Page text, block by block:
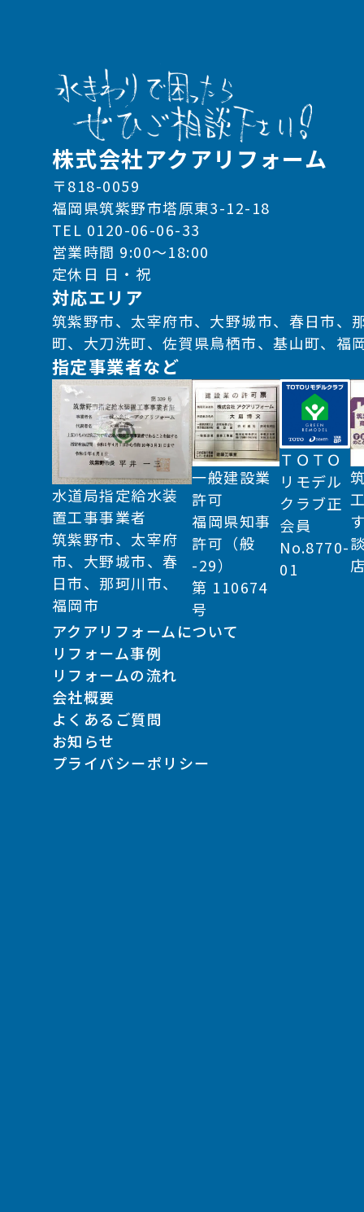
株式会社アクアリフォーム
〒818-0059
福岡県筑紫野市塔原東3-12-18
TEL 0120-06-06-33
営業時間 9:00～18:00
定休日 日・祝
対応エリア
筑紫野市、太宰府市、大野城市、春日市、
町、大刀洗町、佐賀県鳥栖市、基山町、福
指定事業者など
水道局指定給水装
置工事事業者
筑紫野市、太宰府
市、大野城市、春
日市、那珂川市、
福岡市
一般建設業
許可
福岡県知事
許可（般
-29）
第 110674
号
ＴＯＴＯ
リモデル
クラブ正
会員
No.8770-
01
アクアリフォームについて
リフォーム事例
リフォームの流れ
会社概要
よくあるご質問
お知らせ
プライバシーポリシー